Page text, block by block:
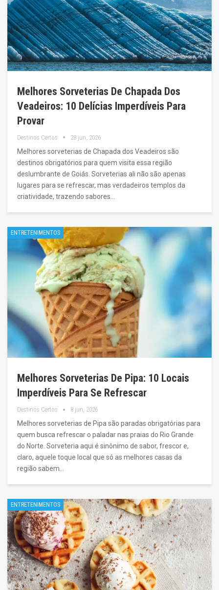
Melhores Sorveterias De Chapada Dos
Veadeiros: 10 Delícias Imperdíveis Para
Provar
Destinos Certos 28 jun, 2026
Melhores sorveterias de Chapada dos Veadeiros são
destinos obrigatórios para quem visita essa região
deslumbrante de Goiás. Sorveterias ali não são apenas
lugares para se refrescar, mas verdadeiros templos da
criatividade, trazendo sabores…
ENTRETENIMENTOS
Melhores Sorveterias De Pipa: 10 Locais
Imperdíveis Para Se Refrescar
Destinos Certos 8 jun, 2026
Melhores sorveterias de Pipa são paradas obrigatórias para
quem busca refrescar o paladar nas praias do Rio Grande
do Norte. Sorveteria aqui é sinônimo de sabor, frescor e,
claro, aquele toque local que só as melhores casas da
região sabem…
ENTRETENIMENTOS